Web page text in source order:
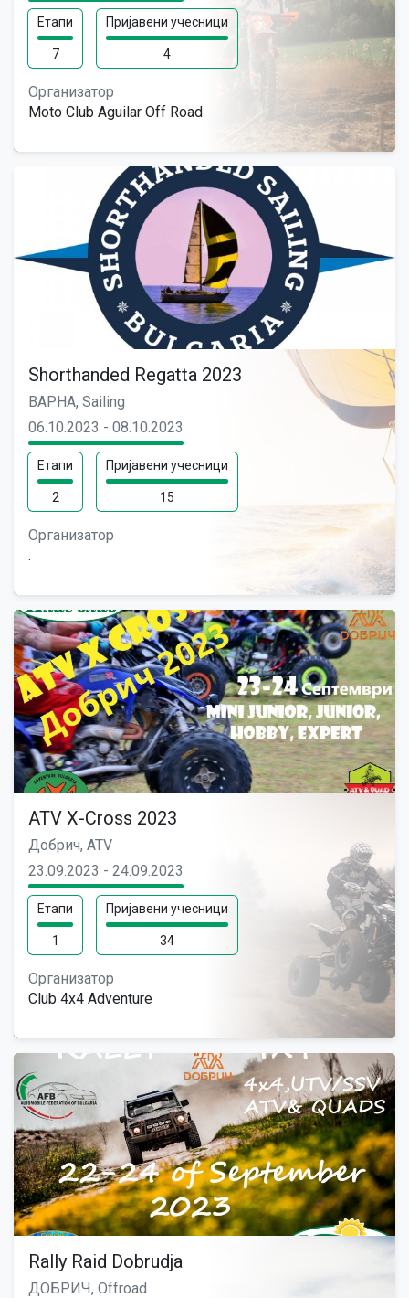
Етапи
7
Пријавени учесници
4
Организатор
Moto Club Aguilar Off Road
Shorthanded Regatta 2023
ВАРНА, Sailing
06.10.2023 - 08.10.2023
Етапи
2
Пријавени учесници
15
Организатор
.
ATV X-Cross 2023
Добрич, ATV
23.09.2023 - 24.09.2023
Етапи
1
Пријавени учесници
34
Организатор
Club 4x4 Adventure
Rally Raid Dobrudja
ДОБРИЧ, Offroad